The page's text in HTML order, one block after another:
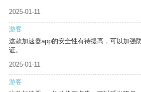
2025-01-11
游客
这款加速器app的安全性有待提高，可以加强
证。
2025-01-11
游客